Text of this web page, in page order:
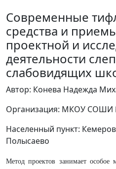
Современные
средства и
проектной и
деятельности
слабовидящих
Автор: Конева Надежда
Организация: МКОУ СОШИ
Населенный пункт:
Полысаево
Метод проектов занимает особое